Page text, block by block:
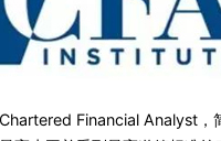
Financial Analyst，